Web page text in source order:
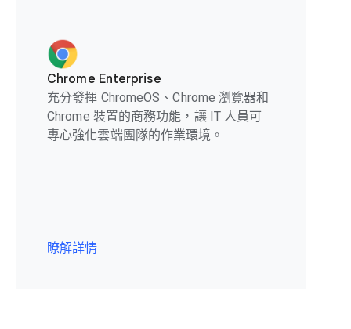
Chrome Enterprise
充分發揮 ChromeOS、Chrome 瀏覽器和
Chrome 裝置的商務功能，讓 IT 人員可
專心強化雲端團隊的作業環境。
瞭解詳情